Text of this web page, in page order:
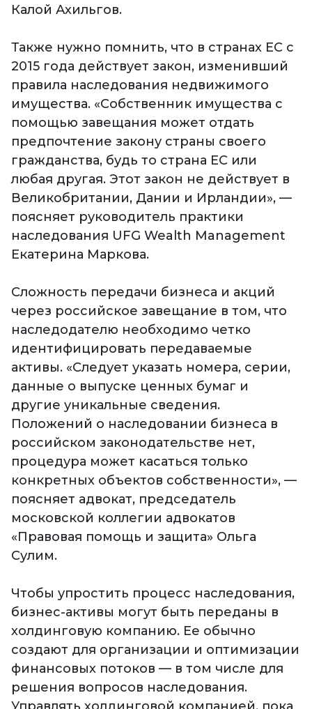
Калой Ахильгов.
Также нужно помнить, что в странах ЕС с
2015 года действует закон, изменивший
правила наследования недвижимого
имущества. «Собственник имущества с
помощью завещания может отдать
предпочтение закону страны своего
гражданства, будь то страна ЕС или
любая другая. Этот закон не действует в
Великобритании, Дании и Ирландии», —
поясняет руководитель практики
наследования UFG Wealth Management
Екатерина Маркова.
Сложность передачи бизнеса и акций
через российское завещание в том, что
наследодателю необходимо четко
идентифицировать передаваемые
активы. «Следует указать номера, серии,
данные о выпуске ценных бумаг и
другие уникальные сведения.
Положений о наследовании бизнеса в
российском законодательстве нет,
процедура может касаться только
конкретных объектов собственности», —
поясняет адвокат, председатель
московской коллегии адвокатов
«Правовая помощь и защита» Ольга
Сулим.
Чтобы упростить процесс наследования,
бизнес-активы могут быть переданы в
холдинговую компанию. Ее обычно
создают для организации и оптимизации
финансовых потоков — в том числе для
решения вопросов наследования.